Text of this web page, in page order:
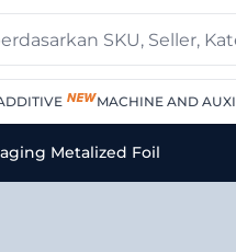
MACHINE AND
Metalized Foil